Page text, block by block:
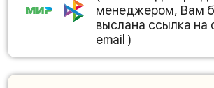
менеджером, Вам
выслана ссылка на
email )